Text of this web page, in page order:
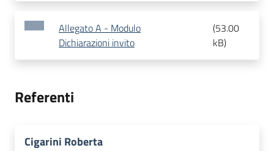
Allegato A - Modulo
Dichiarazioni invito
(53.00
kB)
Referenti
Cigarini Roberta